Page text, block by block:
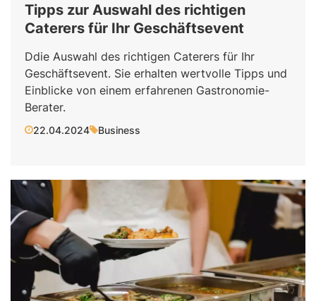
Tipps zur Auswahl des richtigen
Caterers für Ihr Geschäftsevent
Ddie Auswahl des richtigen Caterers für Ihr
Geschäftsevent. Sie erhalten wertvolle Tipps und
Einblicke von einem erfahrenen Gastronomie-
Berater.
22.04.2024 Business